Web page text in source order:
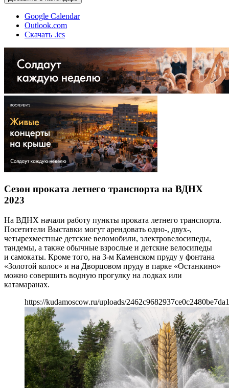
Google Calendar
Outlook.com
Скачать .ics
Сезон проката летнего транспорта на ВДНХ
2023
На ВДНХ начали работу пункты проката летнего транспорта.
Посетители Выставки могут арендовать одно-, двух-,
четырехместные детские веломобили, электровелосипеды,
тандемы, а также обычные взрослые и детские велосипеды
и самокаты. Кроме того, на 3-м Каменском пруду у фонтана
«Золотой колос» и на Дворцовом пруду в парке «Останкино»
можно совершить водную прогулку на лодках или
катамаранах.
https://kudamoscow.ru/uploads/